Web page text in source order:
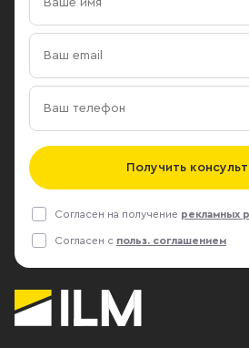
Получить
Согласен на получение рекламных
Согласен с польз. соглашением